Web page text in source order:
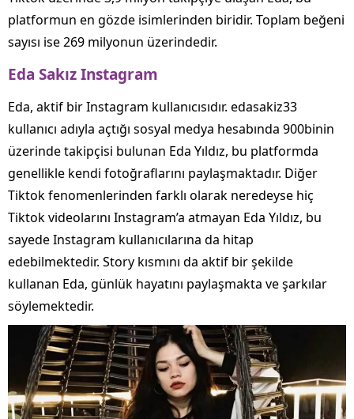
platformun en gözde isimlerinden biridir. Toplam beğeni
sayısı ise 269 milyonun üzerindedir.
Eda Sakız Instagram
Eda, aktif bir Instagram kullanıcısıdır. edasakiz33
kullanıcı adıyla açtığı sosyal medya hesabında 900binin
üzerinde takipçisi bulunan Eda Yıldız, bu platformda
genellikle kendi fotoğraflarını paylaşmaktadır. Diğer
Tiktok fenomenlerinden farklı olarak neredeyse hiç
Tiktok videolarını Instagram’a atmayan Eda Yıldız, bu
sayede Instagram kullanıcılarına da hitap
edebilmektedir. Story kısmını da aktif bir şekilde
kullanan Eda, günlük hayatını paylaşmakta ve şarkılar
söylemektedir.